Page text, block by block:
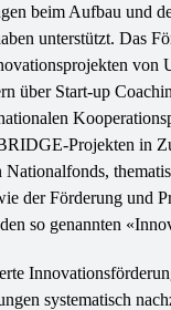
beim Aufbau und
unterstützt. Das
von
über Start-up
Projekten in
Nationalfonds,
der Förderung und
so genannten
systematisch